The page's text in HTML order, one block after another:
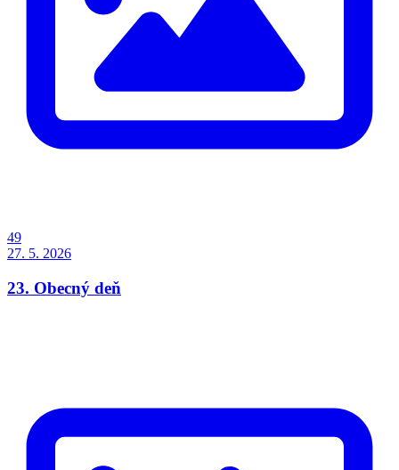
49
27. 5. 2026
23. Obecný deň